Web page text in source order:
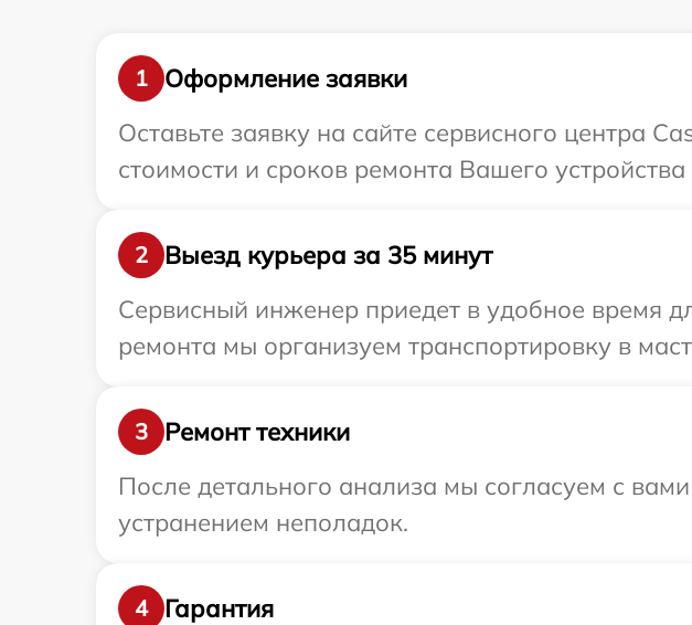
1
Оформление заявки
Оставьте заявку на сайте сервисного центра
стоимости и сроков ремонта Вашего устройства
2
Выезд курьера за 35 минут
Сервисный инженер приедет в удобное время
ремонта мы организуем транспортировку в
3
Ремонт техники
После детального анализа мы согласуем с
устранением неполадок.
4
Гарантия